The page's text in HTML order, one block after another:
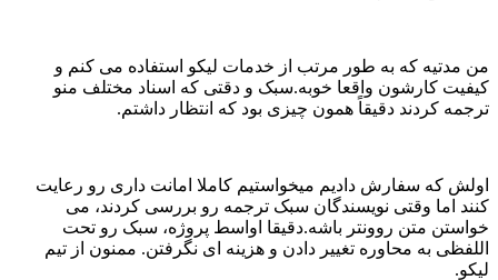
من مدتیه که به طور مرتب از خدمات لیکو استفاده می کنم و
کیفیت کارشون واقعا خوبه.سبک و دقتی که اسناد مختلف منو
ترجمه کردند دقیقاً همون چیزی بود که انتظار داشتم.
اولش که سفارش دادیم میخواستیم کاملا امانت داری رو رعایت
کنند اما وقتی نویسندگان سبک ترجمه رو بررسی کردند، می
خواستن متن روونتر باشه.دقیقا اواسط پروژه، سبک رو تحت
اللفظی به محاوره تغییر دادن و هزینه ای نگرفتن. ممنون از تیم
لیکو.